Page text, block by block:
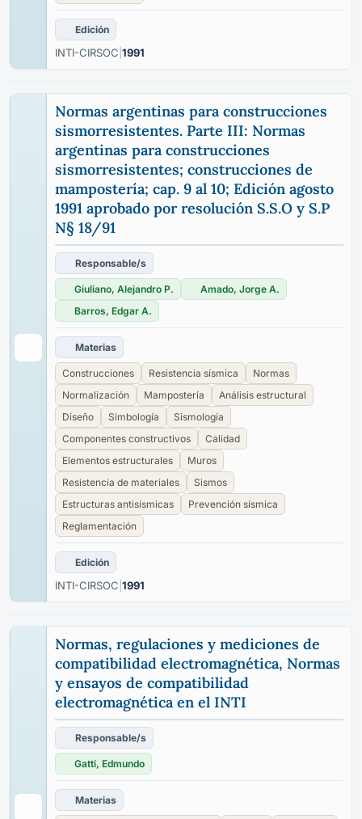
Edición
INTI-CIRSOC 1991
Normas argentinas para construcciones
sismorresistentes. Parte III: Normas
argentinas para construcciones
sismorresistentes; construcciones de
mampostería; cap. 9 al 10; Edición agosto
1991 aprobado por resolución S.S.O y S.P
N§ 18/91
Responsable/s
Giuliano, Alejandro P.
Amado, Jorge A.
Barros, Edgar A.
Materias
Construcciones Resistencia sísmica
Normas
Normalización
Mampostería
Análisis estructural
Diseño
Simbología
Sismología
Componentes constructivos
Calidad
Elementos estructurales
Muros
Resistencia de materiales
Sismos
Estructuras antisísmicas
Prevención sísmica
Reglamentación
Edición
INTI-CIRSOC 1991
Normas, regulaciones y mediciones de
compatibilidad electromagnética, Normas
y ensayos de compatibilidad
electromagnética en el INTI
Responsable/s
Gatti, Edmundo
Materias